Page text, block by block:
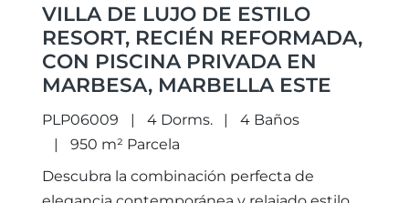
VILLA DE LUJO DE ESTILO
RESORT, RECIÉN REFORMADA,
CON PISCINA PRIVADA EN
MARBESA, MARBELLA ESTE
PLP06009 4 Dorms.
4 Baños
950 m² Parcela
Descubra la combinación perfecta de